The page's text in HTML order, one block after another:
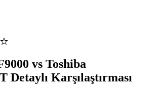
vs Toshiba
Detaylı Karşılaştırması